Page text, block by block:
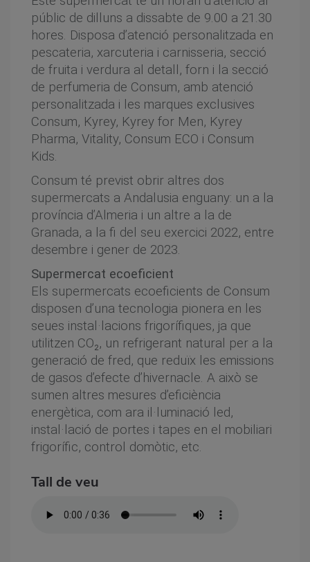
públic de dilluns a dissabte de 9.00 a 21.30
hores. Disposa d’atenció personalitzada en
pescateria, xarcuteria i carnisseria, secció
de fruita i verdura al detall, forn i la secció
de perfumeria de Consum, amb atenció
personalitzada i les marques exclusives
Consum, Kyrey, Kyrey for Men, Kyrey
Pharma, Vitality, Consum ECO i Consum
Kids.
Consum té previst obrir altres dos
supermercats a Andalusia enguany: un a la
província d’Almeria i un altre a la de
Granada, a la fi del seu exercici 2022, entre
desembre i gener de 2023.
Supermercat ecoeficient
Els supermercats ecoeficients de Consum
disposen d’una tecnologia pionera en les
seues instal·lacions frigorífiques, ja que
utilitzen CO₂, un refrigerant natural per a la
generació de fred, que reduïx les emissions
de gasos d’efecte d’hivernacle. A això se
sumen altres mesures d’eficiència
energètica, com ara il·luminació led,
instal·lació de portes i tapes en el mobiliari
frigorífic, control domòtic, etc.
Tall de veu